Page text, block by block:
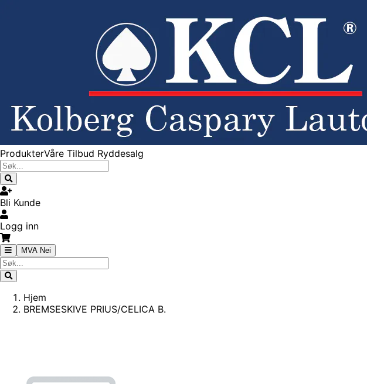
ProdukterVåre Tilbud Ryddesalg
Bli Kunde
Logg inn
MVA Nei
Hjem
BREMSESKIVE PRIUS/CELICA B.